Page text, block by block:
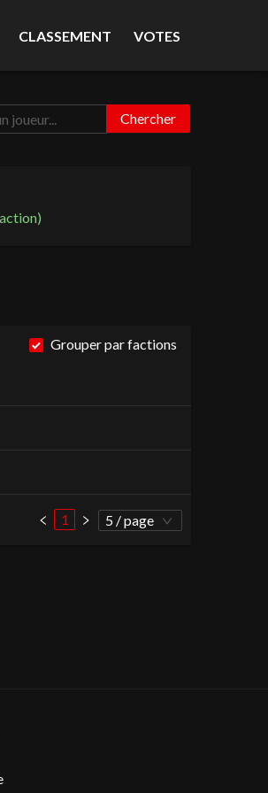
CLASSEMENT VOTES
Chercher
)
Grouper par factions
1 5 / page